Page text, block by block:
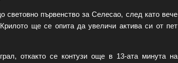
световно първенство за Селесао, след като вече
ще се опита да увеличи актива си от пет
откакто се контузи още в 13-ата минута на